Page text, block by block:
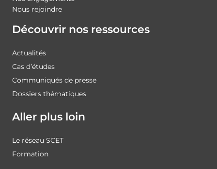
Nous rejoindre
Découvrir nos ressources
Actualités
Cas d’études
Communiqués de presse
Dossiers thématiques
Aller plus loin
Le réseau SCET
Formation